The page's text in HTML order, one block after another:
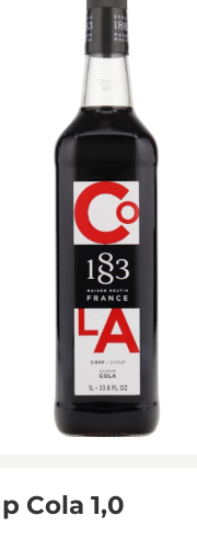
Cola 1,0